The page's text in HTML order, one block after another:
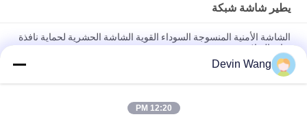
يطير شاشة شبكة
الشاشة الأمنية المنسوجة السوداء القوية الشاشة الحشرية لحماية نافذة
بوابة الفيلا
الأمنية
201/304/316 شاشات النافذة الأمنية المقاومة للرصاص من الفولاذ
Devin Wang
12:20 PM